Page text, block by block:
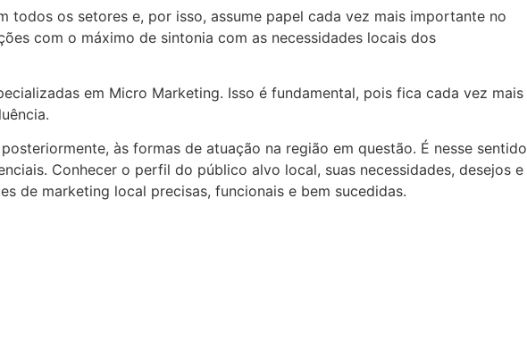
todos os setores e, por isso, assume papel cada vez mais importante no
com o máximo de sintonia com as necessidades locais dos
em Micro Marketing. Isso é fundamental, pois fica cada vez mais
às formas de atuação na região em questão. É nesse sentido
Conhecer o perfil do público alvo local, suas necessidades, desejos e
de marketing local precisas, funcionais e bem sucedidas.